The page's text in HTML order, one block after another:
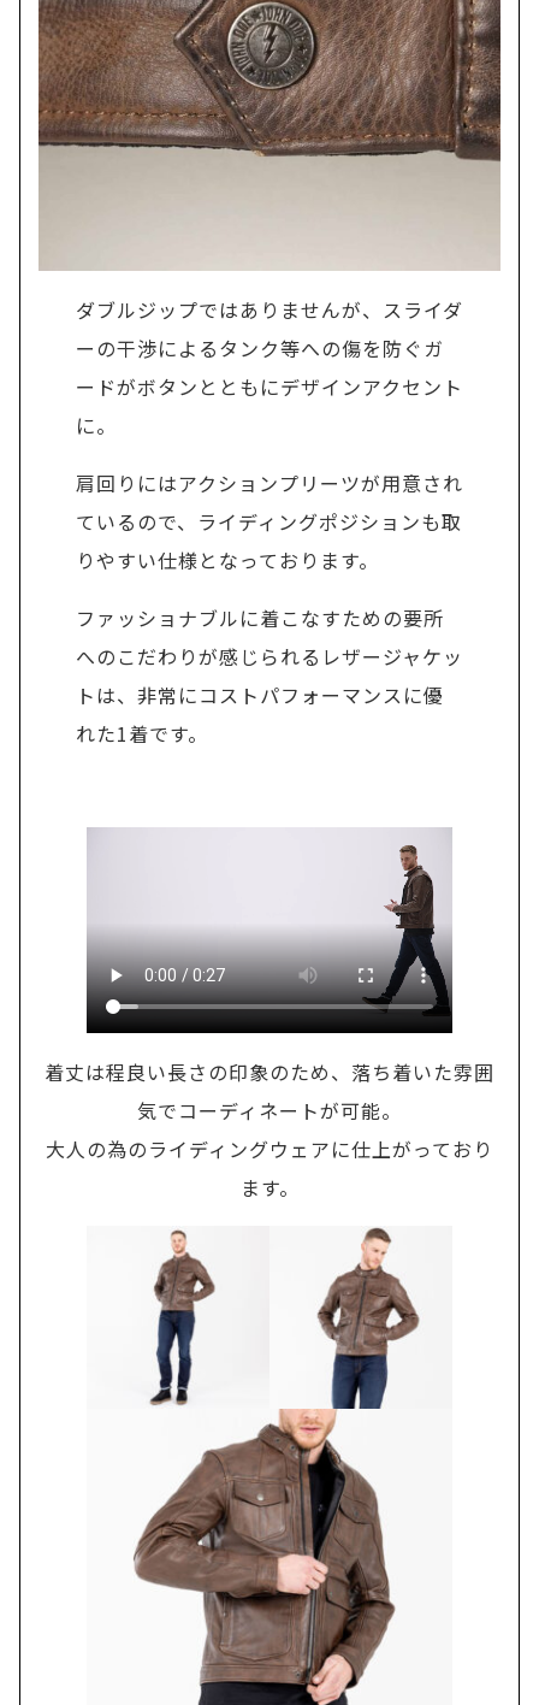
ダブルジップではありませんが、スライダ
ーの干渉によるタンク等への傷を防ぐガ
ードがボタンとともにデザインアクセント
に。
肩回りにはアクションプリーツが用意され
ているので、ライディングポジションも取
りやすい仕様となっております。
ファッショナブルに着こなすための要所
へのこだわりが感じられるレザージャケッ
トは、非常にコストパフォーマンスに優
れた1着です。
着丈は程良い長さの印象のため、落ち着いた雰囲
気でコーディネートが可能。
大人の為のライディングウェアに仕上がっており
ます。